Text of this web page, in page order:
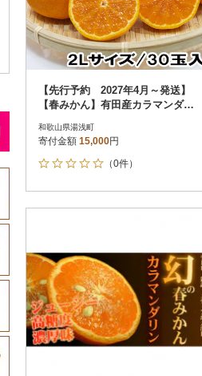
【先行予約 2027年4月～発送】
【春みかん】有田産カラマンダリ
和歌山県湯浅町
寄付金額 15,000円
（0件）